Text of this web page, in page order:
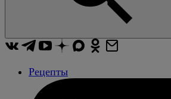
Рецепты